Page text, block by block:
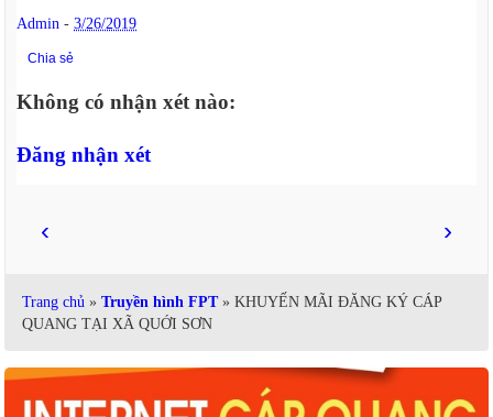
Admin -3/26/2019
Chia sẻ
Không có nhận xét nào:
Đăng nhận xét
‹ ›
Trang chủ » Truyền hình FPT » KHUYẾN MÃI ĐĂNG KÝ CÁP
QUANG TẠI XÃ QUỚI SƠN